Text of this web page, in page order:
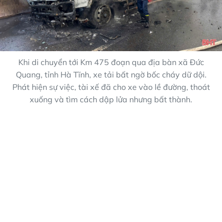
Khi di chuyển tới Km 475 đoạn qua địa bàn xã Đức
Quang, tỉnh Hà Tĩnh, xe tải bất ngờ bốc cháy dữ dội.
Phát hiện sự việc, tài xế đã cho xe vào lề đường, thoát
xuống và tìm cách dập lửa nhưng bất thành.